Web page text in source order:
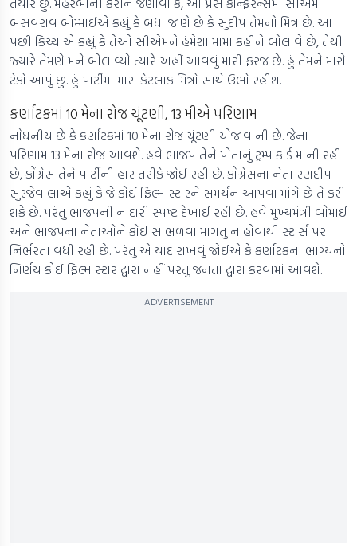
બસવરાવ બોમ્માઈએ કહ્યું કે બધા જાણે છે કે સુદીપ તેમનો મિત્ર છે. આ
પછી કિચ્ચાએ કહ્યું કે તેઓ સીએમને હંમેશા મામા કહીને બોલાવે છે, તેથી
જ્યારે તેમણે મને બોલાવ્યો ત્યારે અહીં આવવું મારી ફરજ છે. હું તેમને મારો
ટેકો આપું છું. હું પાર્ટીમાં મારા કેટલાક મિત્રો સાથે ઉભો રહીશ.
કર્ણાટકમાં 10 મેના રોજ ચૂંટણી, 13 મીએ પરિણામ
નોંધનીય છે કે કર્ણાટકમાં 10 મેના રોજ ચૂંટણી યોજાવાની છે. જેના
પરિણામ 13 મેના રોજ આવશે. હવે ભાજપ તેને પોતાનું ટ્રમ્પ કાર્ડ માની રહી
છે, કોંગ્રેસ તેને પાર્ટીની હાર તરીકે જોઈ રહી છે. કોંગ્રેસના નેતા રણદીપ
સુરજેવાલાએ કહ્યું કે જે કોઈ ફિલ્મ સ્ટારને સમર્થન આપવા માંગે છે તે કરી
શકે છે. પરંતુ ભાજપની નાદારી સ્પષ્ટ દેખાઈ રહી છે. હવે મુખ્યમંત્રી બોમાઈ
અને ભાજપના નેતાઓને કોઈ સાંભળવા માંગતું ન હોવાથી સ્ટાર્સ પર
નિર્ભરતા વધી રહી છે. પરંતુ એ યાદ રાખવું જોઈએ કે કર્ણાટકના ભાગ્યનો
નિર્ણય કોઈ ફિલ્મ સ્ટાર દ્વારા નહીં પરંતુ જનતા દ્વારા કરવામાં આવશે.
ADVERTISEMENT